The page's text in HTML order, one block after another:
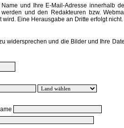
und Ihre E-Mail-Adresse innerhalb
und den Redakteuren bzw.
Eine Herausgabe an Dritte erfolgt nicht.
widersprechen und die Bilder und Ihre